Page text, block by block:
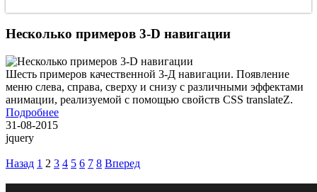
Несколько примеров 3-D навигации
Шесть примеров качественной 3-Д навигации. Появление
меню слева, справа, сверху и снизу с различными эффектами
анимации, реализуемой с помощью свойств CSS translateZ.
Подробнее
31-08-2015
jquery
Назад 1 2 3 4 5 6 7 8 Вперед